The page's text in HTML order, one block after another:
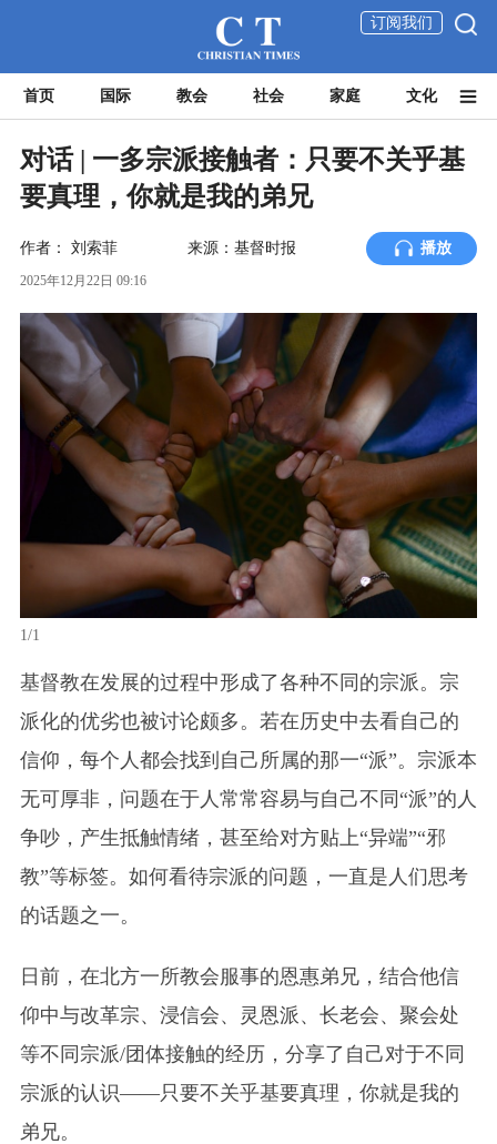
订阅我们
首页 国际 教会 社会 家庭 文化
对话 | 一多宗派接触者：只要不关乎基
要真理，你就是我的弟兄
作者： 刘索菲 来源：基督时报 播放
2025年12月22日 09:16
1/1
基督教在发展的过程中形成了各种不同的宗派。宗
派化的优劣也被讨论颇多。若在历史中去看自己的
信仰，每个人都会找到自己所属的那一“派”。宗派本
无可厚非，问题在于人常常容易与自己不同“派”的人
争吵，产生抵触情绪，甚至给对方贴上“异端”“邪
教”等标签。如何看待宗派的问题，一直是人们思考
的话题之一。
日前，在北方一所教会服事的恩惠弟兄，结合他信
仰中与改革宗、浸信会、灵恩派、长老会、聚会处
等不同宗派/团体接触的经历，分享了自己对于不同
宗派的认识——只要不关乎基要真理，你就是我的
弟兄。